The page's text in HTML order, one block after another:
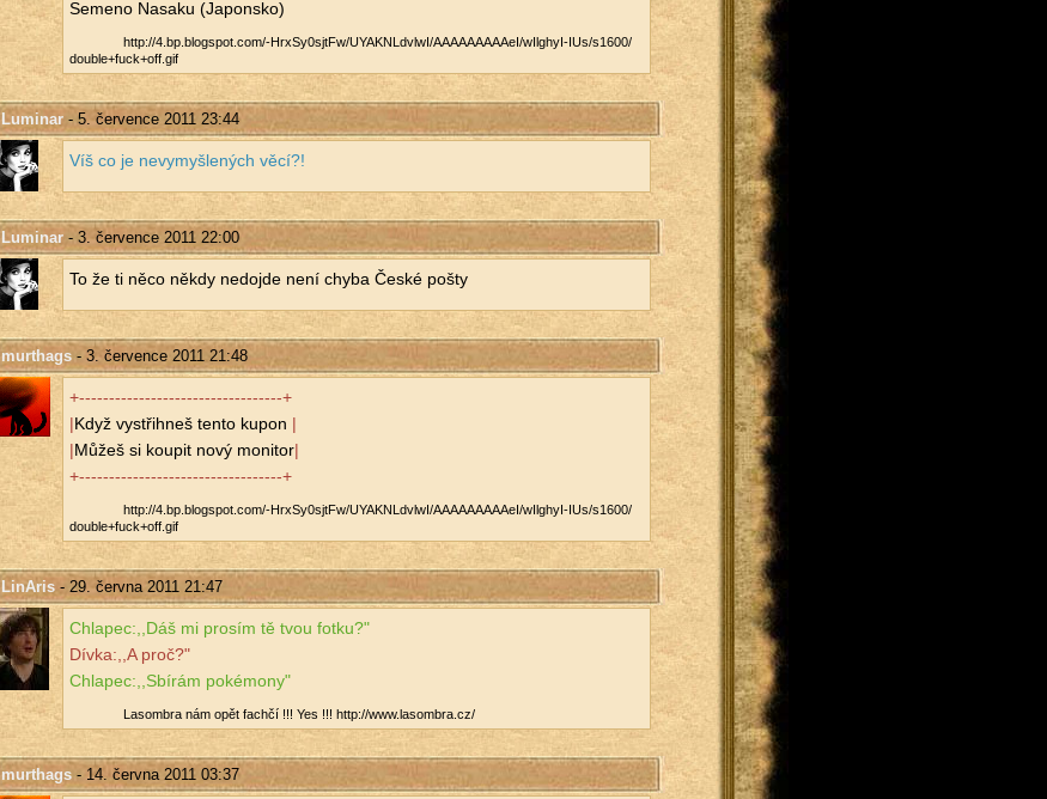
Se­me­no Na­sa­ku (Ja­pon­sko)
http://​4.​bp.​blogspot.​com/​-HrxSy0sjtFw/​UYAKNLdvlwI/​AAAAAAAAAeI/​wIlghyI-IUs/​s1600/​
double+fuck+off.​gif
Luminar- 5. července 2011 23:44
Víš co je ne­vy­myš­le­ných věcí?!
Luminar- 3. července 2011 22:00
To že ti něco někdy ne­do­jde není chyba České pošty
murthags- 3. července 2011 21:48
‎+----------------------------------+
|Když vy­střih­neš tento kupon |
|Můžeš si kou­pit nový mo­ni­tor|
+----------------------------------+
http://​4.​bp.​blogspot.​com/​-HrxSy0sjtFw/​UYAKNLdvlwI/​AAAAAAAAAeI/​wIlghyI-IUs/​s1600/​
double+fuck+off.​gif
LinAris- 29. června 2011 21:47
Chla­pec:,,Dáš mi pro­sím tě tvou fotku?"
Dívka:,,A proč?"
Chla­pec:,,Sbí­rám po­ké­mo­ny"
La­som­b­ra nám opět fa­ch­čí !!! Yes !!! http://​www.​lasombra.​cz/​
murthags- 14. června 2011 03:37